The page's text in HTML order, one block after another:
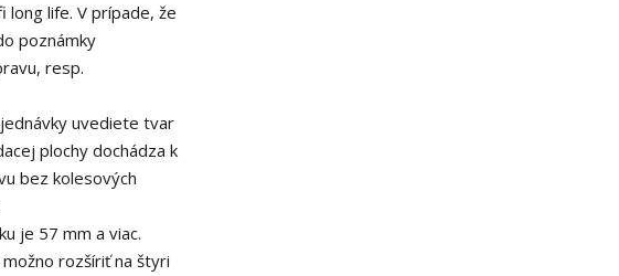
long life. V prípade, že
poznámky
resp.
uvediete tvar
plochy dochádza k
bez kolesových
je 57 mm a viac.
rozšíriť na štyri